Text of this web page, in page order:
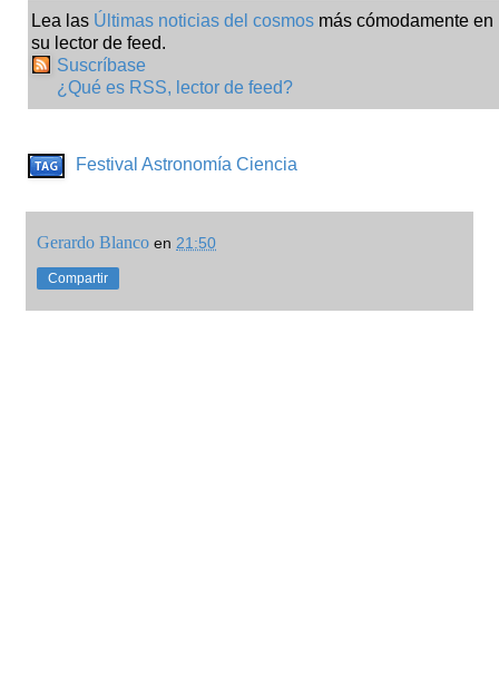
Lea las Últimas noticias del cosmos más cómodamente en
su lector de feed.
Suscríbase
¿Qué es RSS, lector de feed?
Festival Astronomía Ciencia
Gerardo Blanco en 21:50
Compartir